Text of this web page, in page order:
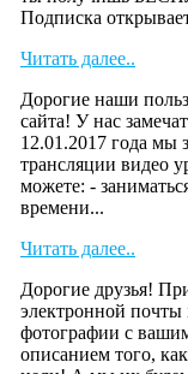
Подписка
Читать далее..
Дорогие наши
сайта! У нас
12.01.2017 года мы
трансляции видео
можете: -
времени...
Читать далее..
Дорогие друзья!
электронной почты
фотографии с
описанием того,